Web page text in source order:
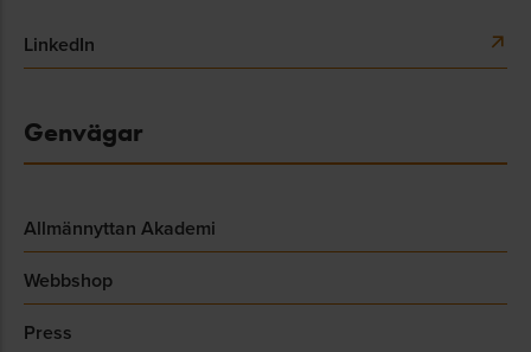
LinkedIn
Genvägar
Allmännyttan Akademi
Webbshop
Press